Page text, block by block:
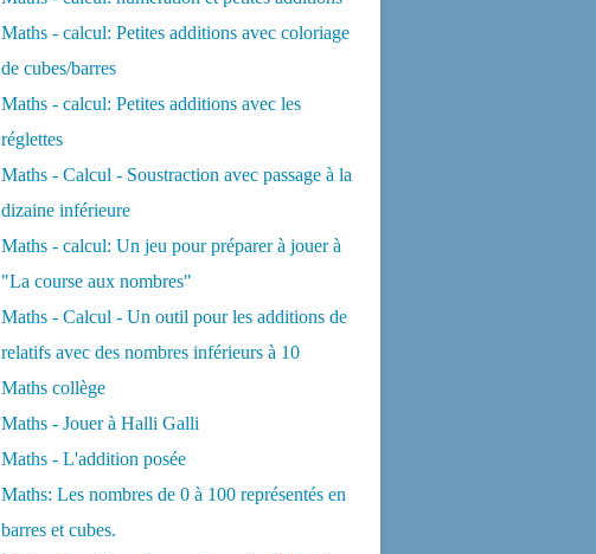
Maths - calcul: Petites additions avec coloriage
de cubes/barres
Maths - calcul: Petites additions avec les
réglettes
Maths - Calcul - Soustraction avec passage à la
dizaine inférieure
Maths - calcul: Un jeu pour préparer à jouer à
"La course aux nombres"
Maths - Calcul - Un outil pour les additions de
relatifs avec des nombres inférieurs à 10
Maths collège
Maths - Jouer à Halli Galli
Maths - L'addition posée
Maths: Les nombres de 0 à 100 représentés en
barres et cubes.